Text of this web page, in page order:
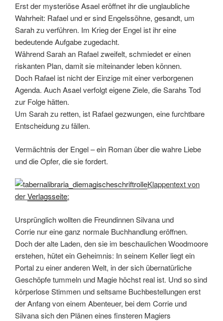
Erst der mysteriöse Asael eröffnet ihr die unglaubliche
Wahrheit: Rafael und er sind Engelssöhne, gesandt, um
Sarah zu verführen. Im Krieg der Engel ist ihr eine
bedeutende Aufgabe zugedacht.
Während Sarah an Rafael zweifelt, schmiedet er einen
riskanten Plan, damit sie miteinander leben können.
Doch Rafael ist nicht der Einzige mit einer verborgenen
Agenda. Auch Asael verfolgt eigene Ziele, die Sarahs Tod
zur Folge hätten.
Um Sarah zu retten, ist Rafael gezwungen, eine furchtbare
Entscheidung zu fällen.
Vermächtnis der Engel – ein Roman über die wahre Liebe
und die Opfer, die sie fordert.
Klappentext von
derVerlagsseite:
Ursprünglich wollten die Freundinnen Silvana und
Corrie nur eine ganz normale Buchhandlung eröffnen.
Doch der alte Laden, den sie im beschaulichen Woodmoore
erstehen, hütet ein Geheimnis: In seinem Keller liegt ein
Portal zu einer anderen Welt, in der sich übernatürliche
Geschöpfe tummeln und Magie höchst real ist. Und so sind
körperlose Stimmen und seltsame Buchbestellungen erst
der Anfang von einem Abenteuer, bei dem Corrie und
Silvana sich den Plänen eines finsteren Magiers